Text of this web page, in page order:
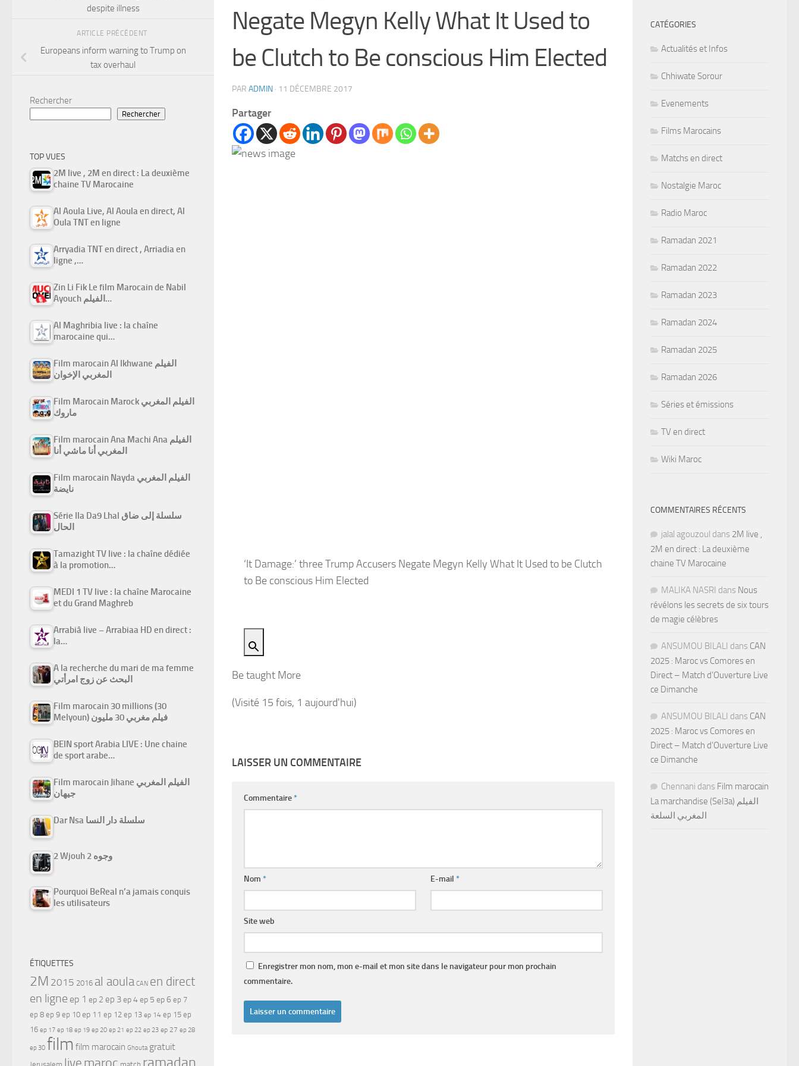
Negate Megyn Kelly What It Used to
be Clutch to Be conscious Him Elected
PAR ADMIN · 11 DÉCEMBRE 2017
Partager
‘It Damage:’ three Trump Accusers Negate Megyn Kelly What It Used to be Clutch
to Be conscious Him Elected
Be taught More
(Visité 15 fois, 1 aujourd'hui)
LAISSER UN COMMENTAIRE
Commentaire*
Nom * E-mail*
Site web
Enregistrer mon nom, mon e-mail et mon site dans le navigateur pour mon prochain
commentaire.
despite illness
ARTICLE PRÉCÉDENT
Europeans inform warning to Trump on
tax overhaul
Rechercher
Rechercher
TOP VUES
2M live , 2M en direct : La deuxième
chaine TV Marocaine
Al Aoula Live, Al Aoula en direct, Al
Oula TNT en ligne
Arryadia TNT en direct , Arriadia en
ligne ,…
Zin Li Fik Le film Marocain de Nabil
Ayouch الفيلم…
Al Maghribia live : la chaîne
marocaine qui…
Film marocain Al Ikhwane الفيلم
المغربي الإخوان
Film Marocain Marock الفيلم المغربي
ماروك
Film marocain Ana Machi Ana الفيلم
المغربي أنا ماشي أنا
Film marocain Nayda الفيلم المغربي
نايضة
Série Ila Da9 Lhal سلسلة إلى ضاق
الحال
Tamazight TV live : la chaîne dédiée
à la promotion…
MEDI 1 TV live : la chaîne Marocaine
et du Grand Maghreb
Arrabiâ live – Arrabiaa HD en direct :
la…
A la recherche du mari de ma femme
البحث عن زوج امرأتي
Film marocain 30 millions (30
Melyoun) فيلم مغربي 30 مليون
BEIN sport Arabia LIVE : Une chaine
de sport arabe…
Film marocain Jihane الفيلم المغربي
جيهان
Dar Nsa سلسلة دار النسا
2 Wjouh 2 وجوه
Pourquoi BeReal n’a jamais conquis
les utilisateurs
ÉTIQUETTES
2M 2015 2016 al aoula CAN en direct
en ligne ep 1 ep 2 ep 3ep 4ep 5 ep 6 ep 7
ep 8 ep 9 ep 10 ep 11 ep 12 ep 13 ep 14 ep 15 ep
16 ep 17 ep 18 ep 19 ep 20 ep 21 ep 22 ep 23 ep 27 ep 28
ep 30 film film marocain Ghouta gratuit
live ramadan
CATÉGORIES
Actualités et Infos
Chhiwate Sorour
Evenements
Films Marocains
Matchs en direct
Nostalgie Maroc
Radio Maroc
Ramadan 2021
Ramadan 2022
Ramadan 2023
Ramadan 2024
Ramadan 2025
Ramadan 2026
Séries et émissions
TV en direct
Wiki Maroc
COMMENTAIRES RÉCENTS
jalal agouzoul dans 2M live ,
2M en direct : La deuxième
chaine TV Marocaine
MALIKA NASRI dans Nous
révélons les secrets de six tours
de magie célèbres
ANSUMOU BILALI dans CAN
2025 : Maroc vs Comores en
Direct – Match d’Ouverture Live
ce Dimanche
ANSUMOU BILALI dans CAN
2025 : Maroc vs Comores en
Direct – Match d’Ouverture Live
ce Dimanche
Chennani dans Film marocain
La marchandise (Sel3a) الفيلم
المغربي السلعة